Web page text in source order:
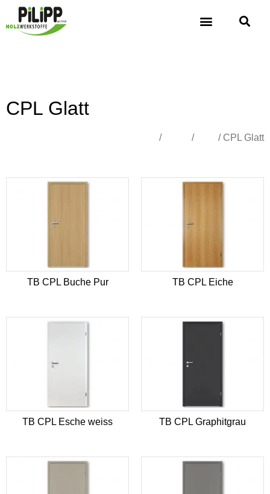
CPL Glatt
/ / / CPL Glatt
TB CPL Buche Pur TB CPL Eiche
TB CPL Esche weiss TB CPL Graphitgrau